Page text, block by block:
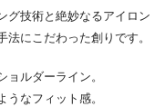
グ技術と絶妙なるアイロン
にこだわった創りです。
ルダーライン。
なフィット感。